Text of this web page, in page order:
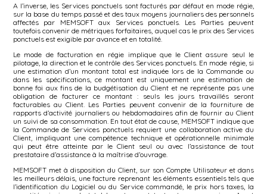
A l’inverse, les Services ponctuels sont facturés par défaut en mode régie,
sur la base du temps passé et des taux moyens journaliers des personnels
affectés par MEMSOFT aux Services ponctuels. Les Parties peuvent
toutefois convenir de métriques forfaitaires, auquel cas le prix des Services
ponctuels est exigible par avance et en totalité.
Le mode de facturation en régie implique que le Client assure seul le
pilotage, la direction et le contrôle des Services ponctuels. En mode régie, si
une estimation d’un montant total est indiquée lors de la Commande ou
dans les spécifications, ce montant est uniquement une estimation de
bonne foi aux fins de la budgétisation du Client et ne représente pas une
obligation de facturer ce montant : seuls les jours travaillés seront
facturables au Client. Les Parties peuvent convenir de la fourniture de
rapports d’activité journaliers ou hebdomadaires afin de fournir au Client
un suivi de sa consommation. En tout état de cause, MEMSOFT indique que
la Commande de Services ponctuels requiert une collaboration active du
Client, impliquant une compétence technique et opérationnelle minimale
qui peut être atteinte par le Client seul ou avec l’assistance de tout
prestataire d’assistance à la maîtrise d’ouvrage.
MEMSOFT met à disposition du Client, sur son Compte Utilisateur et dans
les meilleurs délais, une facture reprenant les éléments essentiels tels que
l’identification du Logiciel ou du Service commandé, le prix hors taxes, la